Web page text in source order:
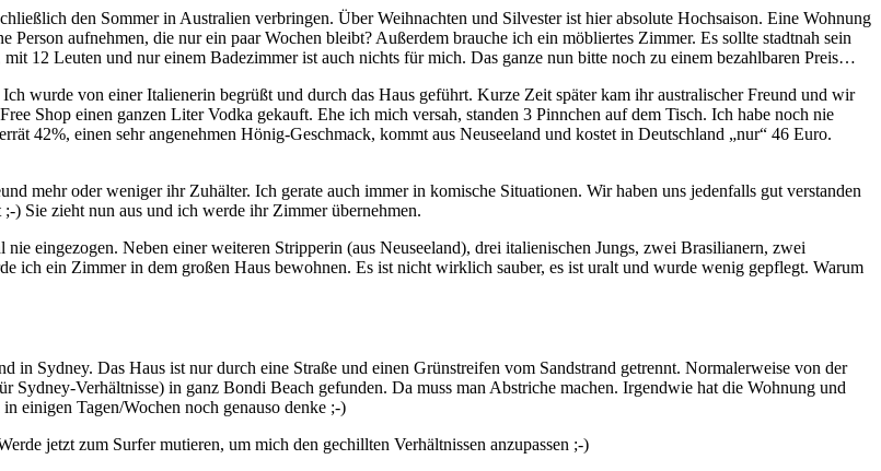
den Sommer in Australien verbringen. Über Weihnachten und Silvester ist hier absolute Hochsaison. Eine Wohnung
aufnehmen, die nur ein paar Wochen bleibt? Außerdem brauche ich ein möbliertes Zimmer. Es sollte stadtnah sein
12 Leuten und nur einem Badezimmer ist auch nichts für mich. Das ganze nun bitte noch zu einem bezahlbaren Preis…
wurde von einer Italienerin begrüßt und durch das Haus geführt. Kurze Zeit später kam ihr australischer Freund und wir
Shop einen ganzen Liter Vodka gekauft. Ehe ich mich versah, standen 3 Pinnchen auf dem Tisch. Ich habe noch nie
42%, einen sehr angenehmen Hönig-Geschmack, kommt aus Neuseeland und kostet in Deutschland „nur“ 46 Euro.
mehr oder weniger ihr Zuhälter. Ich gerate auch immer in komische Situationen. Wir haben uns jedenfalls gut verstanden
) Sie zieht nun aus und ich werde ihr Zimmer übernehmen.
eingezogen. Neben einer weiteren Stripperin (aus Neuseeland), drei italienischen Jungs, zwei Brasilianern, zwei
ich ein Zimmer in dem großen Haus bewohnen. Es ist nicht wirklich sauber, es ist uralt und wurde wenig gepflegt. Warum
in Sydney. Das Haus ist nur durch eine Straße und einen Grünstreifen vom Sandstrand getrennt. Normalerweise von der
Sydney-Verhältnisse) in ganz Bondi Beach gefunden. Da muss man Abstriche machen. Irgendwie hat die Wohnung und
einigen Tagen/Wochen noch genauso denke ;-)
jetzt zum Surfer mutieren, um mich den gechillten Verhältnissen anzupassen ;-)